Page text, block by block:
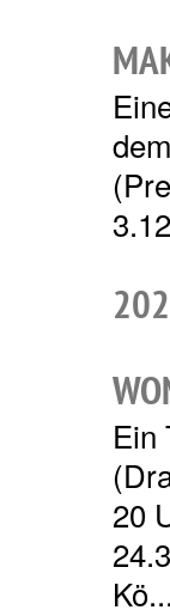
Ein
20